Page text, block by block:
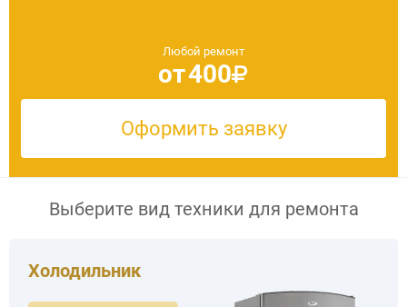
Любой ремонт
от400
Оформить заявку
Выберите вид техники для ремонта
Холодильник